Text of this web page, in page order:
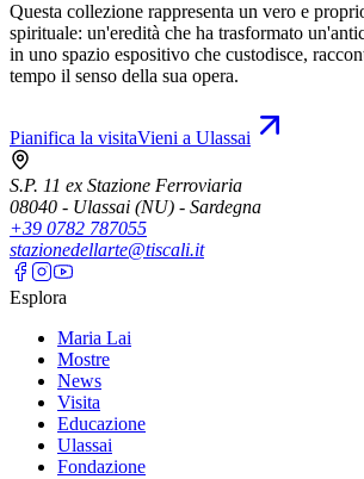
Questa collezione rappresenta un vero e
spirituale: un'eredità che ha trasformato
in uno spazio espositivo che custodisce,
tempo il senso della sua opera.
Pianifica la visitaVieni a Ulassai
S.P. 11 ex Stazione Ferroviaria
08040 - Ulassai (NU) - Sardegna
+39 0782 787055
stazionedellarte@tiscali.it
Esplora
Maria Lai
Mostre
News
Visita
Educazione
Ulassai
Fondazione